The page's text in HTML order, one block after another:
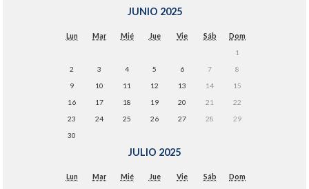
JUNIO 2025
Lun Mar Mié Jue Vie Sáb
Dom
1
2
3 4 5 6 7
8
9
10 11 12 13 14
15
16
17 18 19 20 21
22
23
24 25 26 27 28
29
30
JULIO 2025
Lun Mar Mié Jue Vie Sáb
Dom